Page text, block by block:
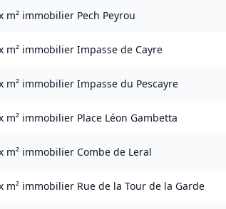
m² immobilier Pech Peyrou
m² immobilier Impasse de Cayre
m² immobilier Impasse du Pescayre
m² immobilier Place Léon Gambetta
m² immobilier Combe de Leral
m² immobilier Rue de la Tour de la Garde